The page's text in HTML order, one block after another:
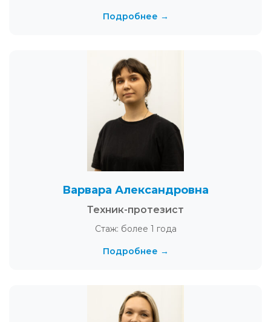
Подробнее →
Варвара Александровна
Техник-протезист
Стаж: более 1 года
Подробнее →